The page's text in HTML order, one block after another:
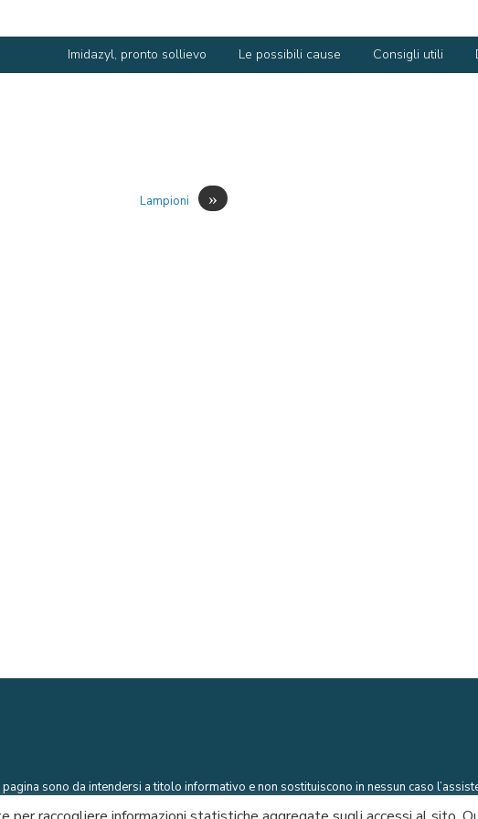
Imidazyl, pronto sollievo Le possibili cause Consigli utili
»
Lampioni
sono da intendersi a titolo informativo e non sostituiscono in nessun caso